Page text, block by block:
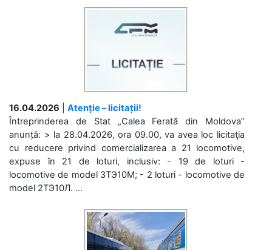
16.04.2026
Atenție – licitații!
Întreprinderea de Stat „Calea Ferată din Moldova”
anunță: > la 28.04.2026, ora 09.00, va avea loc licitaţia
cu reducere privind comercializarea a 21 locomotive,
expuse în 21 de loturi, inclusiv: - 19 de loturi -
locomotive de model 3ТЭ10М; - 2 loturi - locomotive de
model 2ТЭ10Л. ...